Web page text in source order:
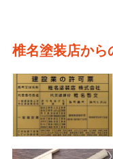
椎名塗装店から